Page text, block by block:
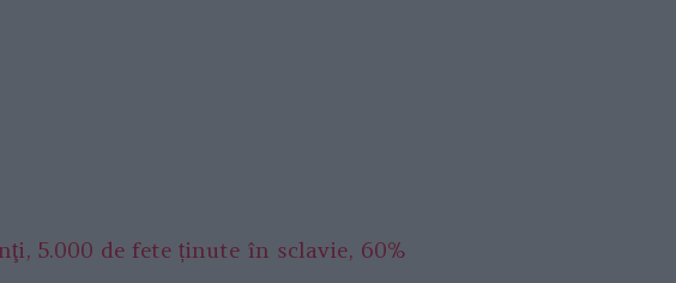
5.000 de fete ținute în sclavie, 60%